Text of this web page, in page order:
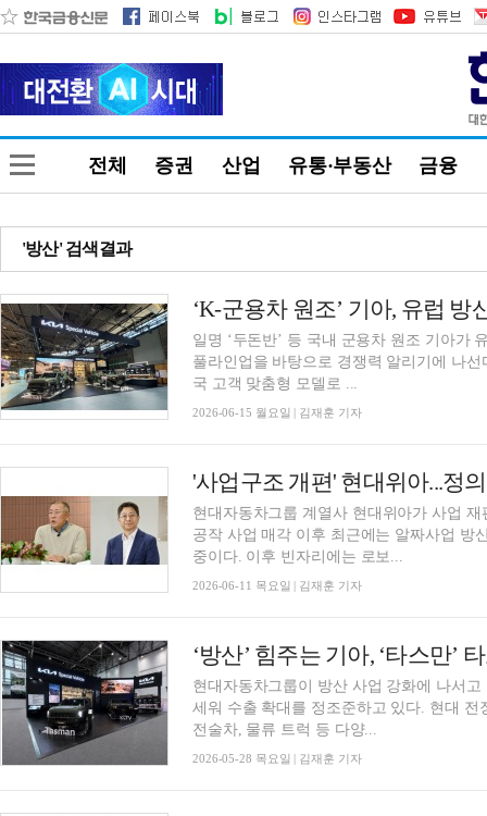
전체 증권 산업 유통·부동산 금융
'방산' 검색결과
‘K-군용차 원조’ 기아, 유럽
일명 ‘두돈반’ 등 국내 군용차 원조 기아가
풀라인업을 바탕으로 경쟁력 알리기에 나
국 고객 맞춤형 모델로 ...
2026-06-15 월요일 | 김재훈 기자
'사업구조 개편' 현대위아...정
현대자동차그룹 계열사 현대위아가 사업
공작 사업 매각 이후 최근에는 알짜사업 방
중이다. 이후 빈자리에는 로보...
2026-06-11 목요일 | 김재훈 기자
‘방산’ 힘주는 기아, ‘타스만’
현대자동차그룹이 방산 사업 강화에 나서
세워 수출 확대를 정조준하고 있다. 현대
전술차, 물류 트럭 등 다양...
2026-05-28 목요일 | 김재훈 기자